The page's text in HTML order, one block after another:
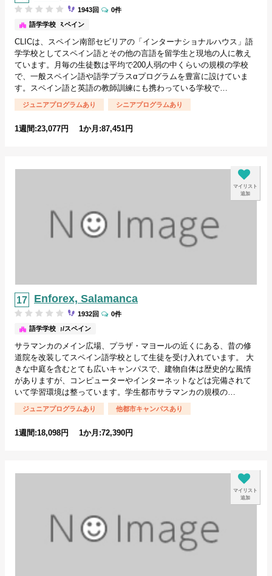
セビリア/スペイン
語学学校
1943回 0件
CLICは、スペイン南部セビリアの「インターナショナルハウス」語
学学校としてスペイン語とその他の言語を留学生と現地の人に教え
ています。月毎の生徒数は平均で200人弱の中くらいの規模の学校
で、一般スペイン語や語学プラスαプログラムを豊富に設けていま
す。スペイン語と英語の教師訓練にも携わっている学校で…
ジュニアプログラムあり シニアプログラムあり
1週間:23,077円 1か月:87,451円
マイリスト
追加
Enforex, Salamanca
サラマンカ/スペイン
語学学校
1932回 0件
サラマンカのメイン広場、プラザ・マヨールの近くにある、昔の修
道院を改装してスペイン語学校として生徒を受け入れています。 大
きな中庭を含むとても広いキャンパスで、建物自体は歴史的な風情
がありますが、コンピューターやインターネットなどは完備されて
いて学習環境は整っています。学生都市サラマンカの規模の…
ジュニアプログラムあり 他都市キャンパスあり
1週間:18,098円 1か月:72,390円
マイリスト
追加